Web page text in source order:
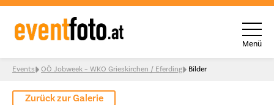
Skip to content
Menü
Events OÖ Jobweek – WKO Grieskirchen / Eferding Bilder
Zurück zur Galerie